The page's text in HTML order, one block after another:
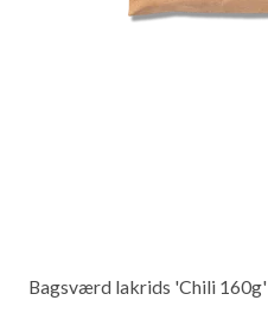
Bagsværd lakrids 'Chili 160g'